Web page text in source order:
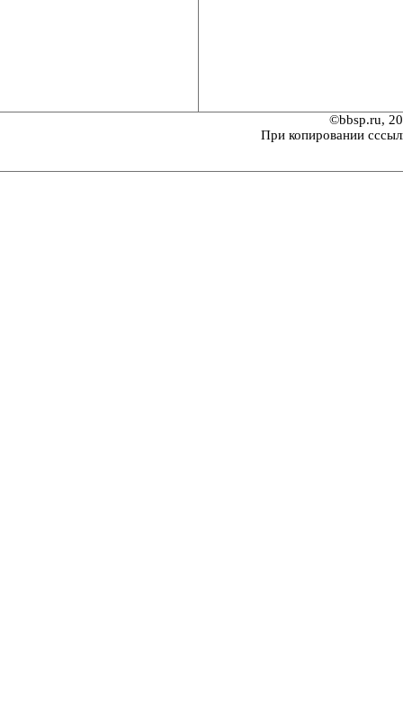
©bbsp.ru,
При копировании